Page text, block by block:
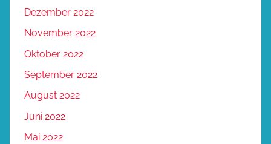
Dezember 2022
November 2022
Oktober 2022
September 2022
August 2022
Juni 2022
Mai 2022